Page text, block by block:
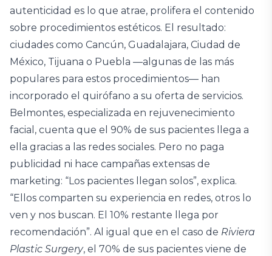
autenticidad es lo que atrae, prolifera el contenido
sobre procedimientos estéticos. El resultado:
ciudades como Cancún, Guadalajara, Ciudad de
México, Tijuana o Puebla —algunas de las más
populares para estos procedimientos— han
incorporado el quirófano a su oferta de servicios.
Belmontes, especializada en rejuvenecimiento
facial, cuenta que el 90% de sus pacientes llega a
ella gracias a las redes sociales. Pero no paga
publicidad ni hace campañas extensas de
marketing: “Los pacientes llegan solos”, explica.
“Ellos comparten su experiencia en redes, otros lo
ven y nos buscan. El 10% restante llega por
recomendación”. Al igual que en el caso de Riviera
Plastic Surgery, el 70% de sus pacientes viene de